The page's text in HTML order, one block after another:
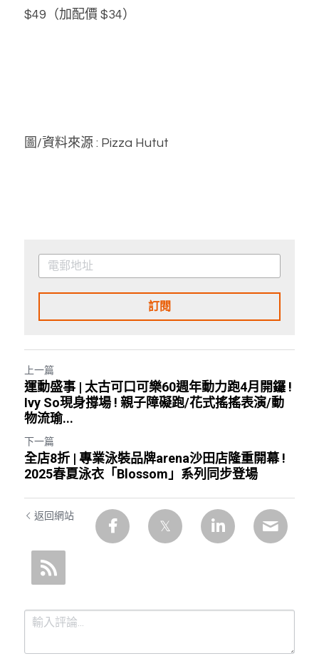
$49（加配價 $34）
圖/資料來源 : Pizza Hutut
訂閱
上一篇
運動盛事 | 太古可口可樂60週年動力跑4月開鑼 !
Ivy So現身撐場 ! 親子障礙跑/花式搖搖表演/動
物流瑜...
下一篇
全店8折 | 專業泳裝品牌arena沙田店隆重開幕 !
2025春夏泳衣「Blossom」系列同步登場
返回網站